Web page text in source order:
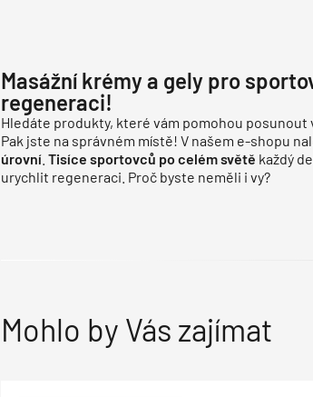
Masážní krémy a gely pro
regeneraci!
Hledáte produkty, které vám pomohou
Pak jste na správném místě! V našem e-shopu
úrovní Tisíce sportovců po celém světě každý
urychlit regeneraci. Proč byste neměli i vy?
Mohlo by Vás zajímat